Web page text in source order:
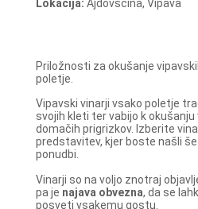
Lokacija: Ajdovščina, Vipava
Priložnosti za okušanje
poletje.
Vipavski vinarji vsako poletje
svojih kleti ter vabijo k okušanju
domačih prigrizkov. Izberite
predstavitev, kjer boste našli
ponudbi.
Vinarji so na voljo znotraj
pa je najava obvezna, da se
posveti vsakemu gostu.